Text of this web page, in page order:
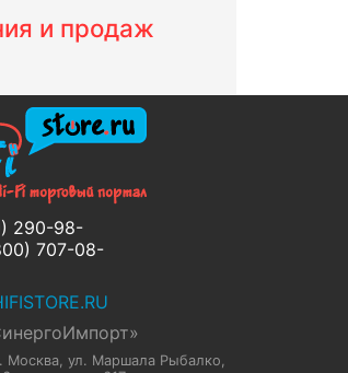
и продаж
290-98-
707-08-
Москва ул. Маршала Рыбалко,